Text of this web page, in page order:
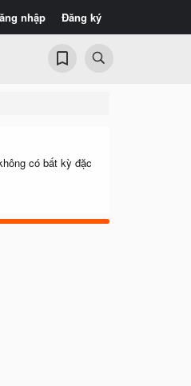
nhập Đăng ký
có bất kỳ đặc